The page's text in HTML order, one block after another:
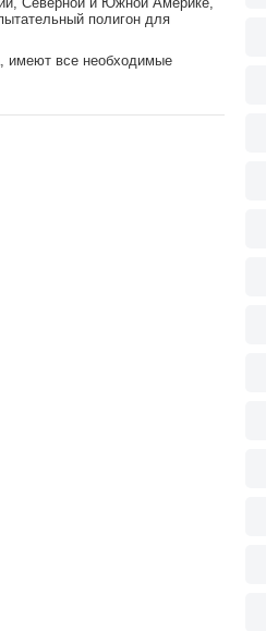
полигон для
имеют все необходимые